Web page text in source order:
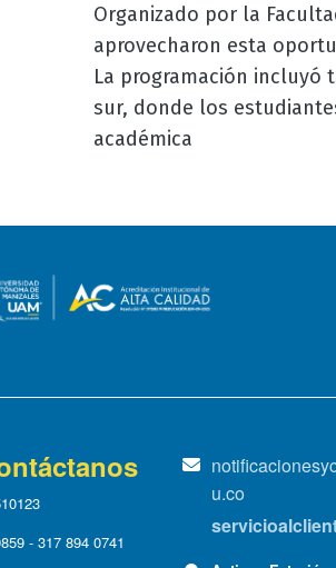
Organizado por la
aprovecharon esta
La programación incluyó
sur, donde los
académica
- 317 894 0741
u.co